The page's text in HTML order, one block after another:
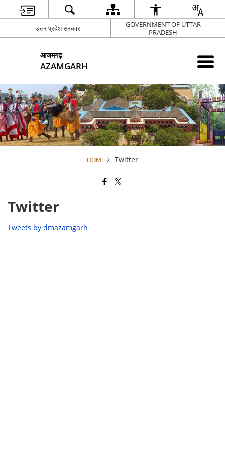
उत्तर प्रदेश सरकार
GOVERNMENT OF UTTAR
PRADESH
आजमगढ़
AZAMGARH
HOME Twitter
Twitter
Tweets by dmazamgarh